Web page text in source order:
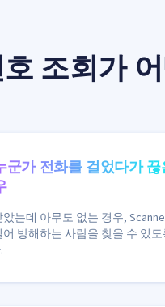
조회가
군가 전화를 걸었다가 끊
았는데 아무도 없는 경우,
어 방해하는 사람을 찾을 수 있도